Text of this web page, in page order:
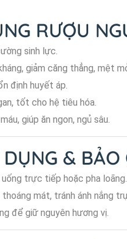
RƯỢU
sinh lực.
giảm căng thẳng, mệt
định huyết áp.
tốt cho hệ tiêu hóa.
giúp ăn ngon, ngủ sâu.
DỤNG & BẢO
trực tiếp hoặc pha loãng.
mát, tránh ánh nắng
để giữ nguyên hương vị.